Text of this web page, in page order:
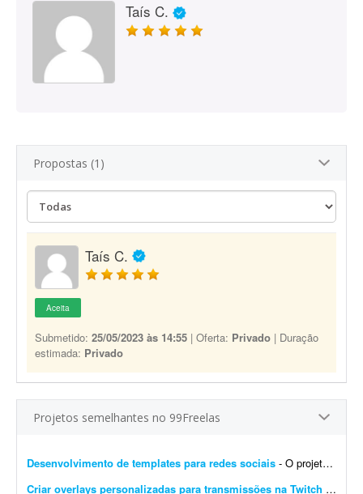
Taís C.
Propostas (1)
Taís C.
Aceita
Submetido: 25/05/2023 às 14:55 | Oferta: Privado | Duração
estimada: Privado
Projetos semelhantes no 99Freelas
Desenvolvimento de templates para redes sociais - O projeto consiste em: Dar continuidade a uma identidade visual já existente (logotipo, paleta e tipografia já estão prontos). Já possuem brand kit pronto e a demo da p...
Criar overlays personalizadas para transmissões na Twitch